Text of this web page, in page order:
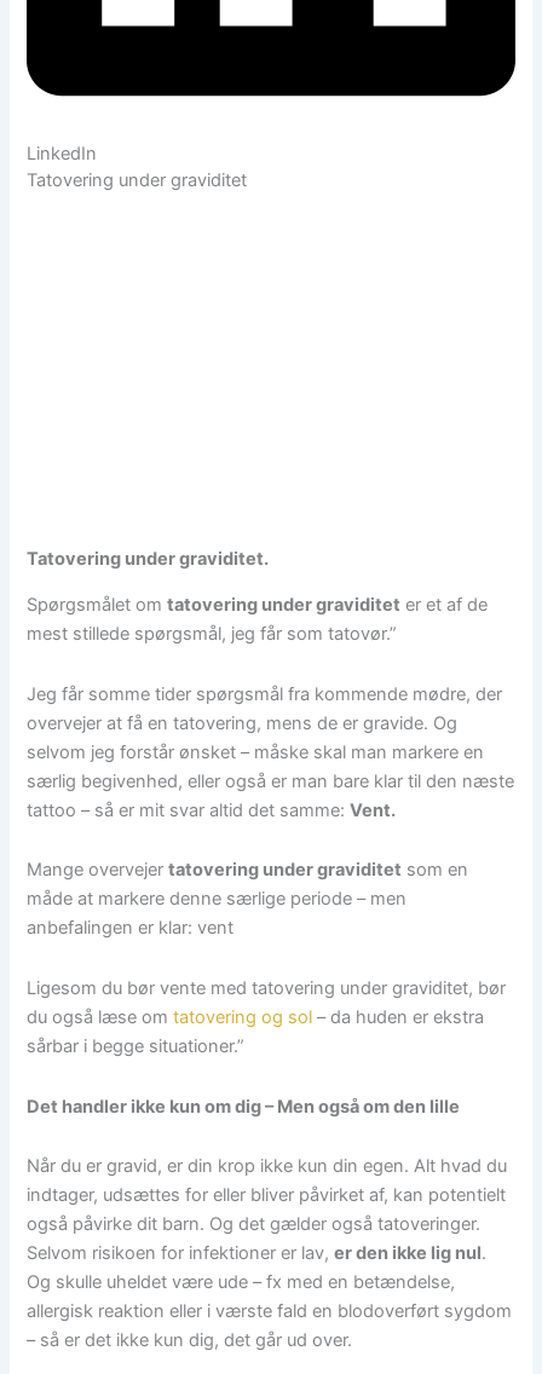
LinkedIn
Tatovering under graviditet
Tatovering under graviditet.
Spørgsmålet omtatovering under graviditet er et af de
mest stillede spørgsmål, jeg får som tatovør.”
Jeg får somme tider spørgsmål fra kommende mødre, der
overvejer at få en tatovering, mens de er gravide. Og
selvom jeg forstår ønsket – måske skal man markere en
særlig begivenhed, eller også er man bare klar til den næste
tattoo – så er mit svar altid det samme:Vent.
Mange overvejertatovering under graviditet som en
måde at markere denne særlige periode – men
anbefalingen er klar: vent
Ligesom du bør vente med tatovering under graviditet, bør
du også læse omtatovering og sol – da huden er ekstra
sårbar i begge situationer.”
Det handler ikke kun om dig – Men også om den lille
Når du er gravid, er din krop ikke kun din egen. Alt hvad du
indtager, udsættes for eller bliver påvirket af, kan potentielt
også påvirke dit barn. Og det gælder også tatoveringer.
Selvom risikoen for infektioner er lav,er den ikke lig nul.
Og skulle uheldet være ude – fx med en betændelse,
allergisk reaktion eller i værste fald en blodoverført sygdom
– så er det ikke kun dig, det går ud over.